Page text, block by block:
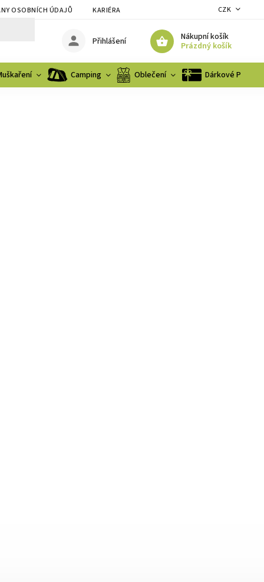
OSOBNÍCH ÚDAJŮ KARIÉRA CZK
Nákupní košík
Prázdný košík
Přihlášení
Camping Oblečení Dárkové